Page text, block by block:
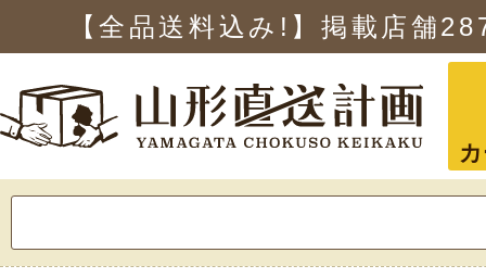
【全品送料込み!】掲載店舗
索: